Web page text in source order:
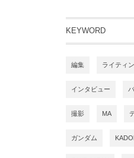
KEYWORD
編集 ライティ
インタビュー
撮影 MA
ガンダム